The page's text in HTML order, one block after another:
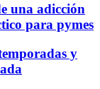
una adicción
para pymes
y